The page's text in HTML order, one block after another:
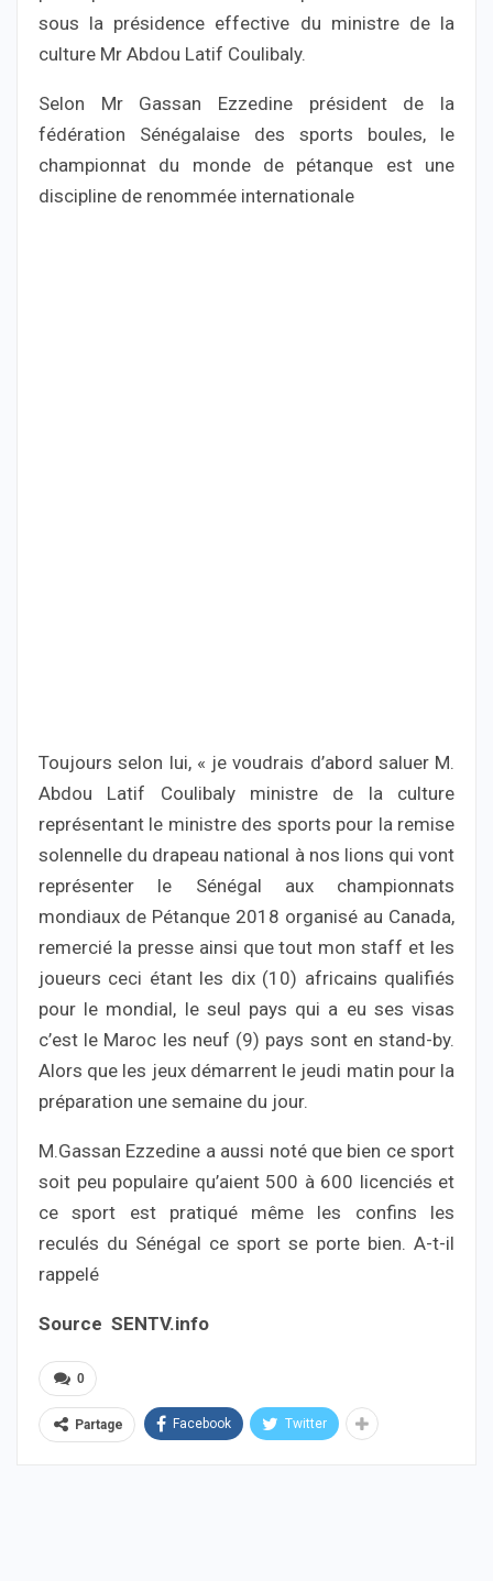
sous la présidence effective du ministre de la
culture Mr Abdou Latif Coulibaly.
Selon Mr Gassan Ezzedine président de la
fédération Sénégalaise des sports boules, le
championnat du monde de pétanque est une
discipline de renommée internationale
Toujours selon lui, « je voudrais d’abord saluer M.
Abdou Latif Coulibaly ministre de la culture
représentant le ministre des sports pour la remise
solennelle du drapeau national à nos lions qui vont
représenter le Sénégal aux championnats
mondiaux de Pétanque 2018 organisé au Canada,
remercié la presse ainsi que tout mon staff et les
joueurs ceci étant les dix (10) africains qualifiés
pour le mondial, le seul pays qui a eu ses visas
c’est le Maroc les neuf (9) pays sont en stand-by.
Alors que les jeux démarrent le jeudi matin pour la
préparation une semaine du jour.
M.Gassan Ezzedine a aussi noté que bien ce sport
soit peu populaire qu’aient 500 à 600 licenciés et
ce sport est pratiqué même les confins les
reculés du Sénégal ce sport se porte bien. A-t-il
rappelé
Source SENTV.info
0
Partage Facebook Twitter